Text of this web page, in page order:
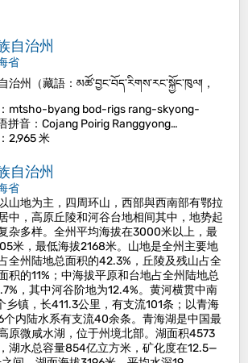
自治州
省
治州（藏語：མཚོ་བྱང་བོད་རིགས་རང་སྐྱོང་ཁུལ།，
mtsho-byang bod-rigs rang-skyong-
拼音：Cojang Poirig Ranggyong…
：2,965 米
自治州
省
山地为主，四周环山，西部與西南部有鄂拉
中，高原丘陵和河谷台地相间其中，地势起
杂多样。全州平均海拔在3000米以上，最
米，最低海拔2168米。山地是全州主要地
全州陆地总面积的42.3%，丘陵及残山占全
积的11%；中海拔平原和台地占全州陆地总
，其中河谷阶地为12.4%。黄河横贯中南
乡镇，长411.3公里，有支流101条；以青海
个内陆水系有支流40余条。青海湖是中国最
原微咸水湖，位于州境北部。湖面积4573
湖水总容量854亿立方米，矿化度在12.5—